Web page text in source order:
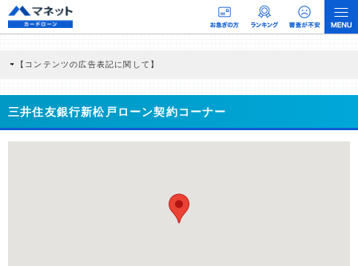
【コンテンツの広告表記に関して】
商品を根拠なくPRするものではなく、当編集部の調査／ユーザーへの口コミ収集な
どに基づき、公平性を担保した情報提供を行っています。
>提携企業一覧
三井住友銀行新松戸ローン契約コーナー